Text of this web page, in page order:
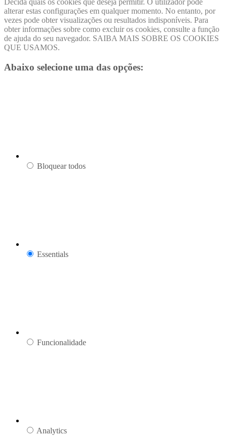
Decida quais os cookies que deseja permitir. O utilizador pode
alterar estas configurações em qualquer momento. No entanto, por
vezes pode obter visualizações ou resultados indisponíveis. Para
obter informações sobre como excluir os cookies, consulte a função
de ajuda do seu navegador. SAIBA MAIS SOBRE OS COOKIES
QUE USAMOS.
Abaixo selecione uma das opções:
Bloquear todos
Essentials
Funcionalidade
Analytics